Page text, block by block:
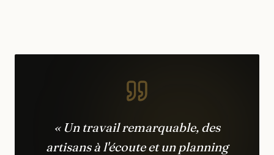
« Un travail remarquable, des
artisans à l'écoute et un planning